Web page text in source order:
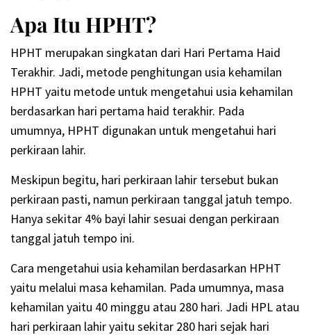
Apa Itu HPHT?
HPHT merupakan singkatan dari Hari Pertama Haid
Terakhir. Jadi, metode penghitungan usia kehamilan
HPHT yaitu metode untuk mengetahui usia kehamilan
berdasarkan hari pertama haid terakhir. Pada
umumnya, HPHT digunakan untuk mengetahui hari
perkiraan lahir.
Meskipun begitu, hari perkiraan lahir tersebut bukan
perkiraan pasti, namun perkiraan tanggal jatuh tempo.
Hanya sekitar 4% bayi lahir sesuai dengan perkiraan
tanggal jatuh tempo ini.
Cara mengetahui usia kehamilan berdasarkan HPHT
yaitu melalui masa kehamilan. Pada umumnya, masa
kehamilan yaitu 40 minggu atau 280 hari. Jadi HPL atau
hari perkiraan lahir yaitu sekitar 280 hari sejak hari